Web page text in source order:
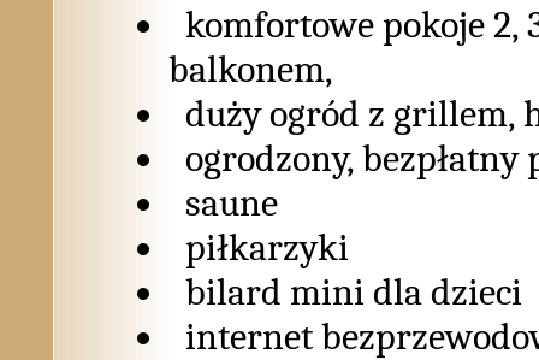
komfortowe pokoje 2,
balkonem,
duży ogród z grillem,
ogrodzony, bezpłatny
saune
piłkarzyki
bilard mini dla dzieci
internet